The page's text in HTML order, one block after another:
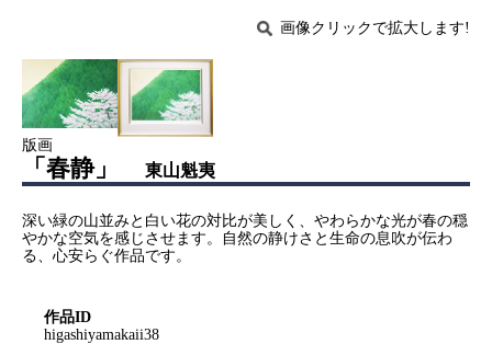
画像クリックで拡大します!
版画
「春静」 東山魁夷
深い緑の山並みと白い花の対比が美しく、やわらかな光が春の穏
やかな空気を感じさせます。自然の静けさと生命の息吹が伝わ
る、心安らぐ作品です。
作品ID
higashiyamakaii38